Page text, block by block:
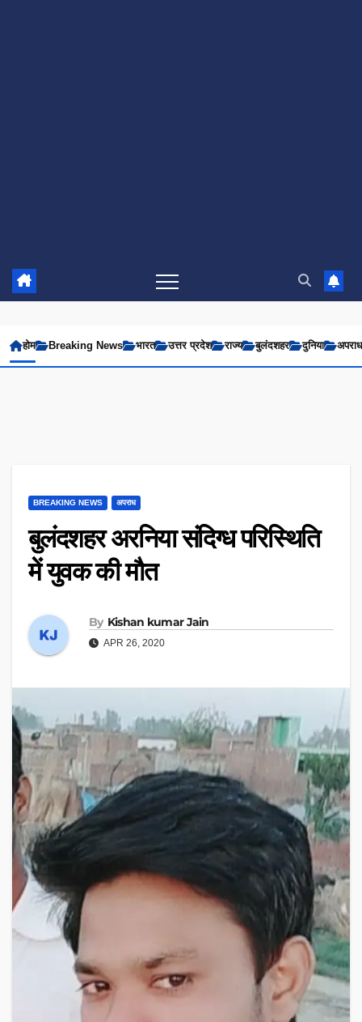
होम Breaking News भारत उत्तर प्रदेश राज्य बुलंदशहर दुनिया अपराध
BREAKING NEWS अपराध
बुलंदशहर अरनिया संदिग्ध परिस्थिति
में युवक की मौत
By Kishan kumar Jain
APR 26, 2020